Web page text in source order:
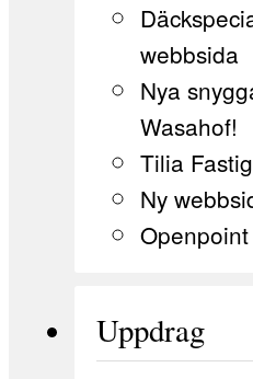
webbsida
Nya
Wasahof!
Tilia
Ny
Uppdrag